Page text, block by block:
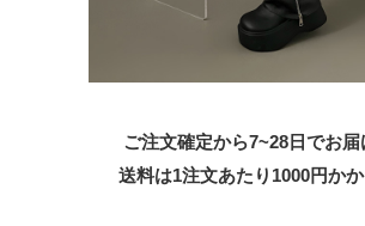
ご注文確定から7~28日でお届
送料は1注文あたり 1000円か